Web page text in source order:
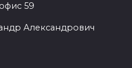
59
Александрович